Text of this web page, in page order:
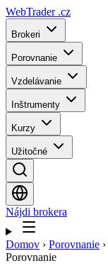
WebTrader .cz
Brokeri
Porovnanie
Vzdelávanie
Inštrumenty
Kurzy
Užitočné
Nájdi brokera
Domov › Porovnanie ›
Porovnanie